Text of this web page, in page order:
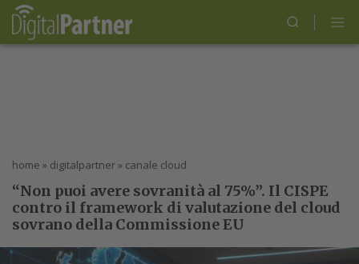
home » digitalpartner» canale cloud
“Non puoi avere sovranità al 75%”. Il CISPE
contro il framework di valutazione del cloud
sovrano della Commissione EU